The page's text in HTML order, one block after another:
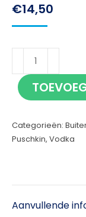
€14,50
Puschkin
Vodka
70cl
Categorieën:
Puschkin, Vodka
Aanvullende